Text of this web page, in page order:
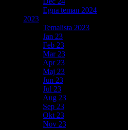
Egna teman 2024
2023
Temalista 2023
Jan 23
Feb 23
Mar 23
Apr 23
Maj 23
Jun 23
Jul 23
Aug 23
Sep 23
Okt 23
Nov 23